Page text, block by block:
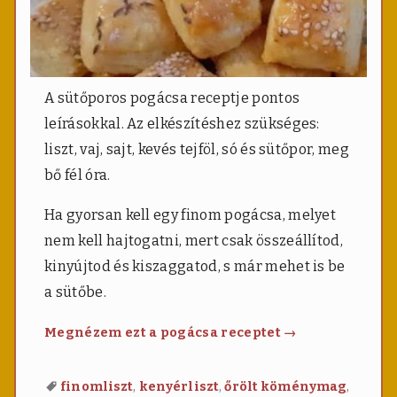
A sütőporos pogácsa receptje pontos
leírásokkal. Az elkészítéshez szükséges:
liszt, vaj, sajt, kevés tejföl, só és sütőpor, meg
bő fél óra.
Ha gyorsan kell egy finom pogácsa, melyet
nem kell hajtogatni, mert csak összeállítod,
kinyújtod és kiszaggatod, s már mehet is be
a sütőbe.
Megnézem ezt a pogácsa receptet Sütőporos
→
finomliszt, kenyérliszt,őrölt köménymag,